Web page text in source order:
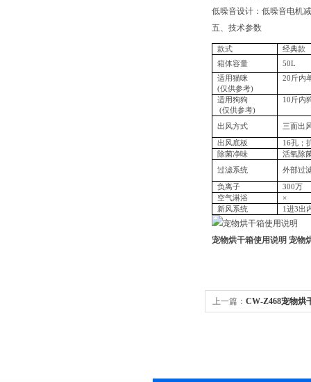
低噪音设计‌：低噪音电机
五、技术参数
款式
经典款
箱体容量
50L
适用猫咪
(仅供参考)
20斤内
适用狗狗
(仅供参考)
10斤内
出风方式
三面出
出风底板
16孔
除菌净味
活氧
过滤系统
外部过
负离子
300
空气淋浴
×
新风系统
1进3出
宠物烘干箱使用说明 宠物
上一篇： CW-Z468宠物烘